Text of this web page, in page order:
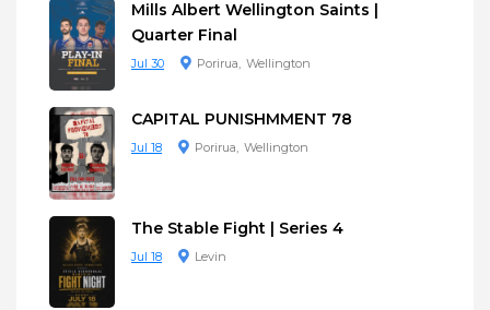
Mills Albert Wellington Saints |
Quarter Final
Jul 30 Porirua Wellington
CAPITAL PUNISHMMENT 78
Jul 18 Porirua Wellington
The Stable Fight | Series 4
Jul 18 Levin